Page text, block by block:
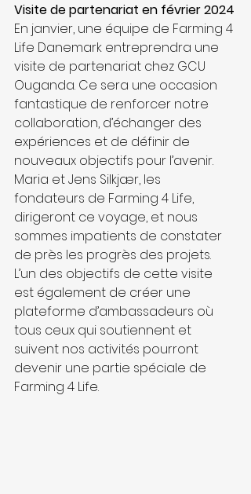
Visite de partenariat en février 2024
En janvier, une équipe de Farming 4
Life Danemark entreprendra une
visite de partenariat chez GCU
Ouganda. Ce sera une occasion
fantastique de renforcer notre
collaboration, d’échanger des
expériences et de définir de
nouveaux objectifs pour l’avenir.
Maria et Jens Silkjær, les
fondateurs de Farming 4 Life,
dirigeront ce voyage, et nous
sommes impatients de constater
de près les progrès des projets.
L’un des objectifs de cette visite
est également de créer une
plateforme d’ambassadeurs où
tous ceux qui soutiennent et
suivent nos activités pourront
devenir une partie spéciale de
Farming 4 Life.